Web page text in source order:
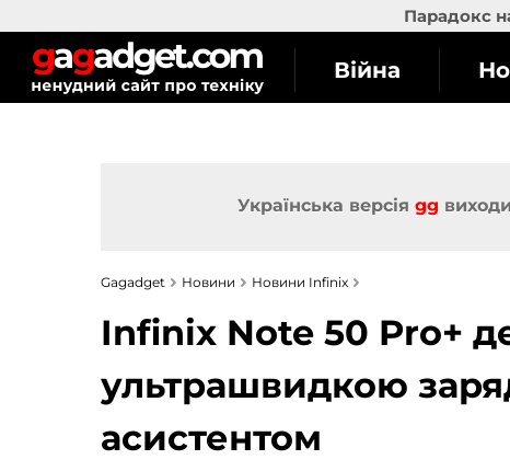
Парадокс
Війна
Українська версія gg
Gagadget Новини Новини Infinix
Infinix Note 50 Pro+
ультрашвидкою
асистентом